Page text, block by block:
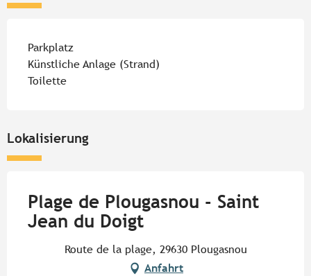
Parkplatz
Künstliche Anlage (Strand)
Toilette
Lokalisierung
Plage de Plougasnou - Saint
Jean du Doigt
Route de la plage, 29630 Plougasnou
Anfahrt